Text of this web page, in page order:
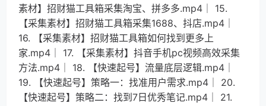
素材】招财猫工具箱采集淘宝、拼多多.mp4│ 15.
【采集素材】招财猫工具箱采集1688、抖店.mp4│
16. 【采集素材】招财猫工具箱如何找到更多上
家.mp4│ 17. 【采集素材】抖音手机pc视频高效采集
方法.mp4│ 18. 【快速起号】流量底层逻辑.mp4│
19. 【快速起号】策略一：找准用户需求.mp4│ 20.
【快速起号】策略二：找到7日优秀笔记.mp4│ 21.